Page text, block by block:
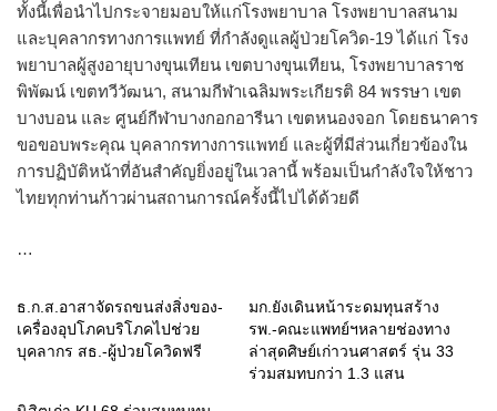
ทั้งนี้เพื่อนำไปกระจายมอบให้แก่โรงพยาบาล โรงพยาบาลสนาม
และบุคลากรทางการแพทย์ ที่กำลังดูแลผู้ป่วยโควิด-19 ได้แก่ โรง
พยาบาลผู้สูงอายุบางขุนเทียน เขตบางขุนเทียน, โรงพยาบาลราช
พิพัฒน์ เขตทวีวัฒนา, สนามกีฬาเฉลิมพระเกียรติ 84 พรรษา เขต
บางบอน และ ศูนย์กีฬาบางกอกอารีนา เขตหนองจอก โดยธนาคาร
ขอขอบพระคุณ บุคลากรทางการแพทย์ และผู้ที่มีส่วนเกี่ยวข้องใน
การปฏิบัติหน้าที่อันสำคัญยิ่งอยู่ในเวลานี้ พร้อมเป็นกำลังใจให้ชาว
ไทยทุกท่านก้าวผ่านสถานการณ์ครั้งนี้ไปได้ด้วยดี
…
ธ.ก.ส.อาสาจัดรถขนส่งสิ่งของ-
เครื่องอุปโภคบริโภคไปช่วย
บุคลากร สธ.-ผู้ป่วยโควิดฟรี
มก.ยังเดินหน้าระดมทุนสร้าง
รพ.-คณะแพทย์ฯหลายช่องทาง
ล่าสุดศิษย์เก่าวนศาสตร์ รุ่น 33
ร่วมสมทบกว่า 1.3 แสน